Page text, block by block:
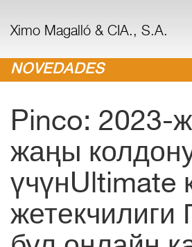
Ximo Magalló & CIA., S.A.
NOVEDADES
Pinco: 2023-
жаңы
үчүнUltimate
жетекчилиги